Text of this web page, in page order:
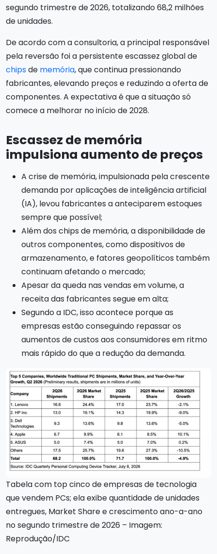
segundo trimestre de 2026, totalizando 68,2 milhões
de unidades.
De acordo com a consultoria, a principal responsável
pela reversão foi a persistente escassez global de
chipsde memória, que continua pressionando
fabricantes, elevando preços e reduzindo a oferta de
componentes. A expectativa é que a situação só
comece a melhorar no início de 2028.
Escassez de memória
impulsiona aumento de preços
A crise de memória, impulsionada pela crescente
demanda por aplicações de inteligência artificial
(IA), levou fabricantes a anteciparem estoques
sempre que possível;
Além dos chips de memória, a disponibilidade de
outros componentes, como dispositivos de
armazenamento, e fatores geopolíticos também
continuam afetando o mercado;
Apesar da queda nas vendas em volume, a
receita das fabricantes segue em alta;
Segundo a IDC, isso acontece porque as
empresas estão conseguindo repassar os
aumentos de custos aos consumidores em ritmo
mais rápido do que a redução da demanda.
Tabela com top cinco de empresas de tecnologia
que vendem PCs; ela exibe quantidade de unidades
entregues, Market Share e crescimento ano-a-ano
no segundo trimestre de 2026 – Imagem:
Reprodução/IDC